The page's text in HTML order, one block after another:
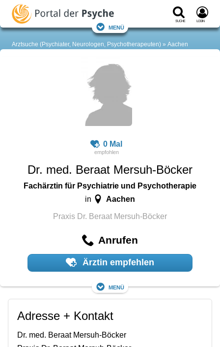
Suche Login
Menü
Arztsuche (Psychiater, Neurologen, Psychotherapeuten) Aachen
0 Mal
Dr. med. Beraat Mersuh-Böcker
Fachärztin für Psychiatrie und Psychotherapie
in Aachen
Praxis Dr. Beraat Mersuh-Böcker
Anrufen
Ärztin empfehlen
Menü
Adresse + Kontakt
Dr. med. Beraat Mersuh-Böcker